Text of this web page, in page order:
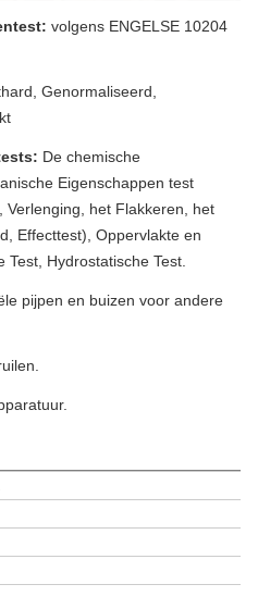
volgens ENGELSE 10204
Genormaliseerd,
De chemische
Eigenschappen test
Verlenging, het Flakkeren, het
Effecttest), Oppervlakte en
Hydrostatische Test.
pijpen en buizen voor andere